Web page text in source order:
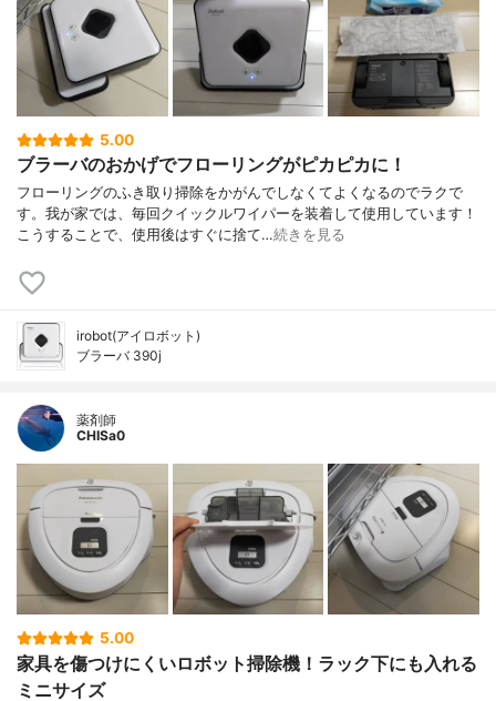
5.00
ブラーバのおかげでフローリングがピカピカに！
フローリングのふき取り掃除をかがんでしなくてよくなるのでラクで
す。我が家では、毎回クイックルワイパーを装着して使用しています！
こうすることで、使用後はすぐに捨て…続きを見る
irobot(アイロボット)
ブラーバ 390j
薬剤師
CHISa0
5.00
家具を傷つけにくいロボット掃除機！ラック下にも入れる
ミニサイズ